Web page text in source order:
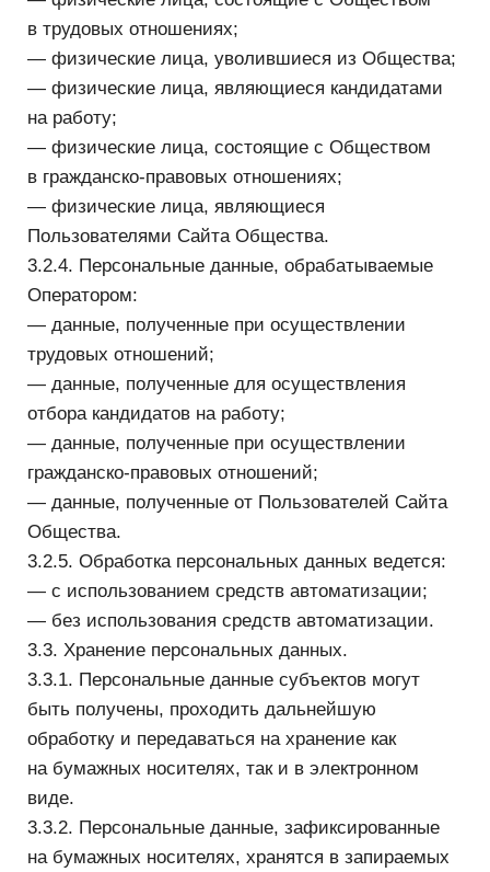
3.3.5. Хранение персональных данных в форме,
позволяющей определить субъекта персональных
данных, осуществляется не дольше, чем этого
требуют цели их обработки, и они подлежат
или в случае утраты необходимости
в их достижении.
3.4. Уничтожение персональных данных.
3.4.1. Уничтожение документов (носителей),
содержащих персональных данных, производится
путем сожжения, дробления (измельчения),
химического разложения, превращения
в бесформенную массу или порошок. Для
уничтожения бумажных документов допускается
3.4.2. Персональные данные на электронных
носителях уничтожаются путем стирания или
форматирования носителя.
3.4.3. Факт уничтожения персональных данных
об уничтожении носителей.
3.5. Передача персональных данных.
3.5.1. Оператор передает персональные данные
третьим лицам в следующих случаях:
— передача предусмотрена российским или
иным применимым законодательством в рамках
установленной законодательством процедуры.
3.5.2. Перечень лиц, которым передаются
персональные данные.
— Пенсионный фонд РФ для учета (на законных
основаниях);
— налоговые органы РФ (на законных
основаниях);
— Фонд социального страхования РФ
(на законных основаниях);